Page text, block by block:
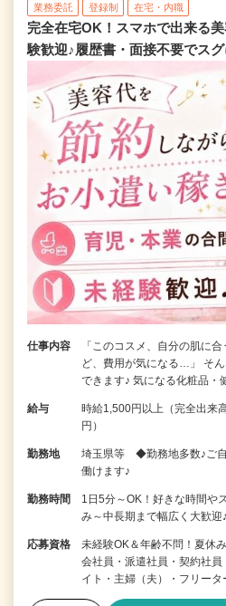
業務委託 登録制 在宅・内職
完全在宅OK！スマホで出来る
験歓迎♪履歴書・面接不要でス
仕事内容
「このコスメ、自分の肌に
ど、費用が気になる…」 そ
できます♪ 気になる化粧品・
給与
時給1,500円以上（完全出来
円）
勤務地
埼玉県等 ◆勤務地多数♪ご
働けます♪
勤務時間
1日5分～OK！好きな時間や
み～中長期まで幅広く大歓迎
応募資格
未経験OK＆年齢不問！夏休
会社員・派遣社員・契約社
イト・主婦（夫）・フリー